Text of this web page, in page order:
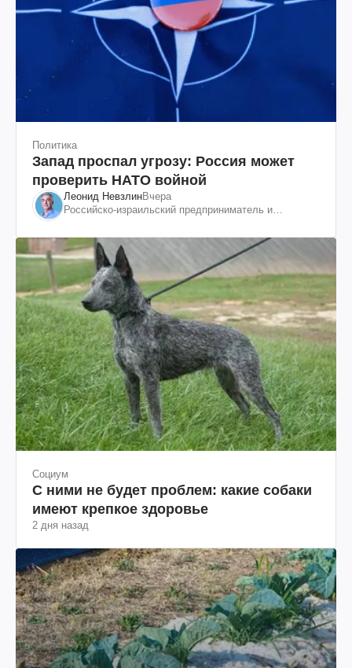
Политика
Запад проспал угрозу: Россия может
проверить НАТО войной
Леонид НевзлинВчера
Российско-израильский предприниматель и
"ЮКОСа"
Социум
С ними не будет проблем: какие собаки
имеют крепкое здоровье
2 дня назад